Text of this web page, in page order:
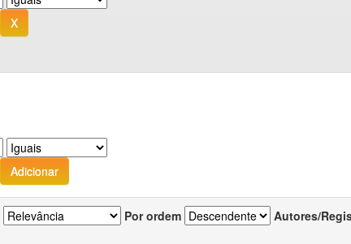
Por ordem Autores/